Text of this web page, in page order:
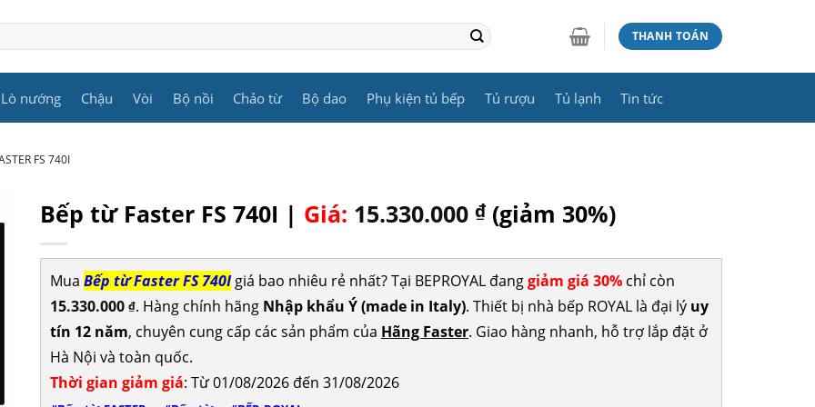
THANH TOÁN
Lò nướng Chậu Vòi Bộ nồi Chảo từ Bộ dao Phụ kiện tủ bếp Tủ rượu Tủ lạnh Tin tức
FS 740I
Bếp từ Faster FS 740I | Giá: 15.330.000 ₫(giảm 30%)
Mua Bếp từ Faster FS 740Igiá bao nhiêu rẻ nhất? Tại BEPROYAL đanggiảm giá 30%chỉ còn
15.330.000 ₫. Hàng chính hãng Nhập khẩu Ý (made in Italy). Thiết bị nhà bếp ROYAL là đại lý uy
tín 12 năm, chuyên cung cấp các sản phẩm của Hãng Faster. Giao hàng nhanh, hỗ trợ lắp đặt ở
Hà Nội và toàn quốc.
Thời gian giảm giá: Từ 01/08/2026 đến 31/08/2026